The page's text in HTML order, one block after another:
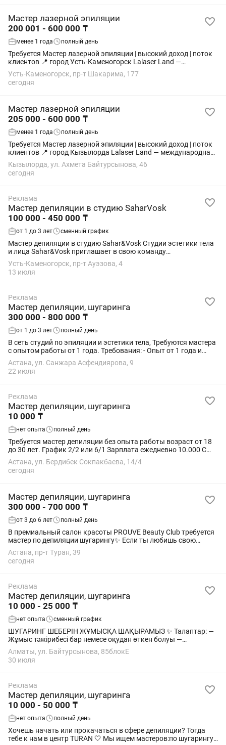
Мастер лазерной эпиляции
200 001 - 600 000 ₸
менее 1 года полный день
Требуется Мастер лазерной эпиляции | высокий доход | поток
клиентов 📍 город Усть-Каменогорск Lalaser Land —
международная сеть студий лазерной эпиляции и
эстетической косметологии. 💰 Доход 200 001...
Усть-Каменогорск, пр-т Шакарима, 177
сегодня
Мастер лазерной эпиляции
205 000 - 600 000 ₸
менее 1 года полный день
Требуется Мастер лазерной эпиляции | высокий доход | поток
клиентов 📍 город Кызылорда Lalaser Land — международная
сеть студий лазерной эпиляции и эстетической косметологии.
💰 Доход 200 000 — 600...
Кызылорда, ул. Ахмета Байтурсынова, 46
сегодня
Реклама
Мастер депиляции в студию SaharVosk
100 000 - 450 000 ₸
от 1 до 3 лет сменный график
Мастер депиляции в студию Sahar&Vosk Студии эстетики тела
и лица Sahar&Vosk приглашает в свою команду
профессионального мастера депиляции! Если ты любишь
свою работу, умеешь создавать комфорт для...
Усть-Каменогорск, пр-т Ауэзова, 4
13 июля
Реклама
Мастер депиляции, шугаринга
300 000 - 800 000 ₸
от 1 до 3 лет полный день
В сеть студий по эпиляции и эстетики тела, Требуются мастера
с опытом работы от 1 года. Требования: - Опыт от 1 года и
выше, или большое желание обучаться в этой сфере. -
Порядочность,...
Астана, ул. Санжара Асфендиярова, 9
22 июля
Реклама
Мастер депиляции, шугаринга
10 000 ₸
нет опыта полный день
Требуется мастер депиляции без опыта работы возраст от 18
до 30 лет. График 2/2 или 6/1 Зарплата ежедневно 10.000 С
10:00 до 21:00
Астана, ул. Бердибек Сокпакбаева, 14/4
сегодня
Мастер депиляции, шугаринга
300 000 - 700 000 ₸
от 3 до 6 лет полный день
В премиальный салон красоты PROUVE Beauty Club требуется
мастер по депиляции шугарингу✨ Если ты любишь свою
профессию, работаешь на качество и хочешь развиваться в
сильной команде — будем рады...
Астана, пр-т Туран, 39
сегодня
Реклама
Мастер депиляции, шугаринга
10 000 - 25 000 ₸
нет опыта сменный график
ШУГАРИНГ ШЕБЕРІН ЖҰМЫСҚА ШАҚЫРАМЫЗ ✨ Талаптар: —
Жұмыс тәжірибесі бар немесе оқудан өткен болуы —
Шугарингтің мануалды техникасын білу — Ұқыптылық және
санитарлық талаптарды сақтау — Клиенттермен...
Алматы, ул. Байтурсынова, 85блокЕ
30 июля
Реклама
Мастер депиляции, шугаринга
10 000 - 50 000 ₸
нет опыта полный день
Хочешь начать или прокачаться в сфере депиляции? Тогда
тебе к нам в центр TURAN 🤍 Мы ищем мастеров:по шугарингу